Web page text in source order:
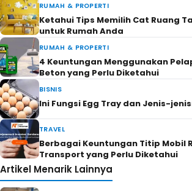
RUMAH & PROPERTI
Ketahui Tips Memilih Cat Ruang
untuk Rumah Anda
RUMAH & PROPERTI
4 Keuntungan Menggunakan
Beton yang Perlu Diketahui
BISNIS
Ini Fungsi Egg Tray dan Jenis-
TRAVEL
Berbagai Keuntungan Titip Mobil
Transport yang Perlu Diketahui
Artikel Menarik Lainnya